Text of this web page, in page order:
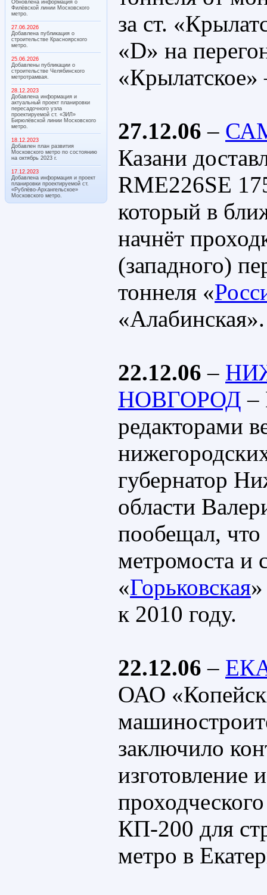
Обновлена информация о
Филёвской линии Московского
метро.
27.06.2026
Добавлена публикация о
строительстве Красноярского
метро.
25.06.2026
Добавлены публикации о
строительстве Челябинского
метротрамвая.
28.12.2023
Добавлена информация и
актуальный проект планировки
пересадочного узла
проектируемой ст. «ЗИЛ»
Бирюлёвской линии Московского
метро.
18.12.2023
Добавлен план развития
Московского метро по состоянию
на октябрь 2023 г.
17.12.2023
Добавлена информация и проект
планировки проектируемой ст.
«Рублёво-Архангельское»
Московского метро.
за ст.
«D» на
27.12.06 –
Казани
RME226SE
который в
начнёт
(западного)
тоннеля «
«Алабинская».
22.12.06 –
НОВГОРОД –
редакторами
губернатор
области
пообещал, что
метромоста и
«Горьковская
к 2010 году.
22.12.06 –
ОАО
заключило
изготовление
КП-200 для
метро в